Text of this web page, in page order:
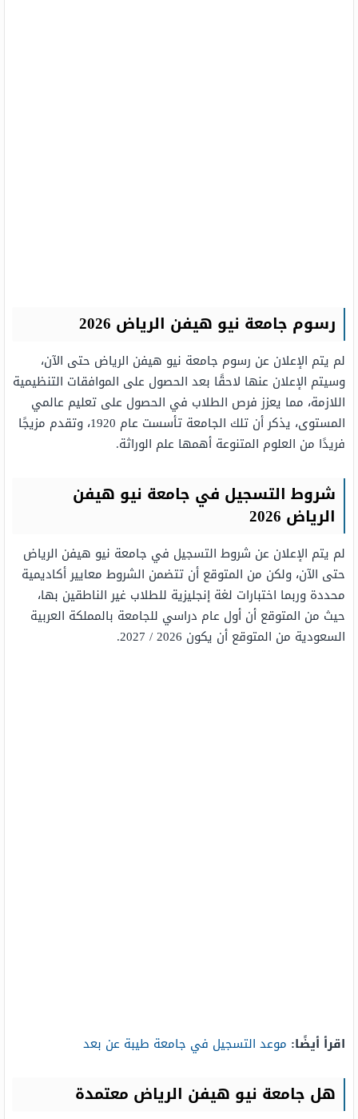
رسوم جامعة نيو هيفن الرياض 2026
لم يتم الإعلان عن رسوم جامعة نيو هيفن الرياض حتى الآن،
وسيتم الإعلان عنها لاحقًا بعد الحصول على الموافقات التنظيمية
اللازمة، مما يعزز فرص الطلاب في الحصول على تعليم عالمي
المستوى، يذكر أن تلك الجامعة تأسست عام 1920، وتقدم مزيجًا
فريدًا من العلوم المتنوعة أهمها علم الوراثة.
شروط التسجيل في جامعة نيو هيفن
الرياض 2026
لم يتم الإعلان عن شروط التسجيل في جامعة نيو هيفن الرياض
حتى الآن، ولكن من المتوقع أن تتضمن الشروط معايير أكاديمية
محددة وربما اختبارات لغة إنجليزية للطلاب غير الناطقين بها،
حيث من المتوقع أن أول عام دراسي للجامعة بالمملكة العربية
السعودية من المتوقع أن يكون 2026 / 2027.
اقرأ أيضًا: موعد التسجيل في جامعة طيبة عن بعد
هل جامعة نيو هيفن الرياض معتمدة